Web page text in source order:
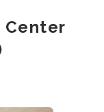
Center